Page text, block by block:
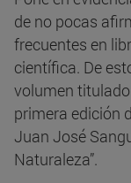
de no pocas
frecuentes en
científica. De
volumen titulado
primera edición
Juan José
Naturaleza”.